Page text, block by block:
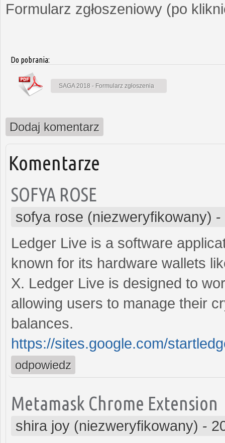
Formularz zgłoszeniowy (po
Do pobrania:
SAGA 2018 - Formularz zgłoszenia
Dodaj komentarz
Komentarze
SOFYA ROSE
sofya rose (niezweryfikowany) -
Ledger Live is a software
known for its hardware wallets
X. Ledger Live is designed to
allowing users to manage their
balances.
https://sites.google.com/
odpowiedz
Metamask Chrome Extension
shira joy (niezweryfikowany) -